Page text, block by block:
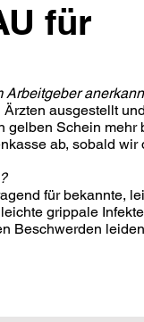
für
Arbeitgeber
ausgestellt
Schein mehr
ab, sobald
für bekannte,
grippale
Beschwerden